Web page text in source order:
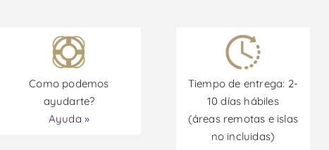
Como podemos
ayudarte?
Ayuda »
Tiempo de entrega: 2-
10 días hábiles
(áreas remotas e islas
no incluidas)